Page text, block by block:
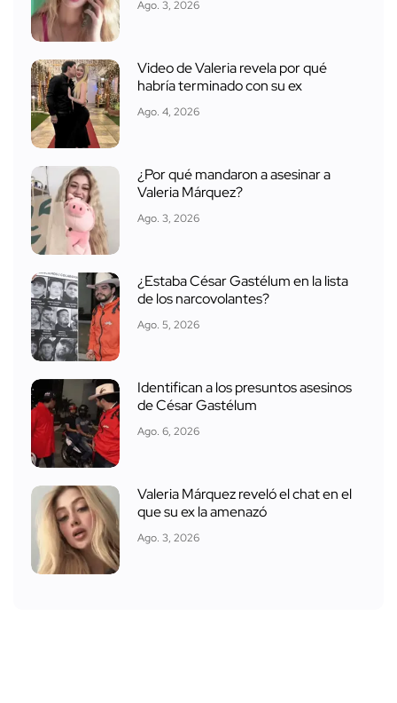
Ago. 3, 2026
Video de Valeria revela por qué
habría terminado con su ex
Ago. 4, 2026
¿Por qué mandaron a asesinar a
Valeria Márquez?
Ago. 3, 2026
¿Estaba César Gastélum en la lista
de los narcovolantes?
Ago. 5, 2026
Identifican a los presuntos asesinos
de César Gastélum
Ago. 6, 2026
Valeria Márquez reveló el chat en el
que su ex la amenazó
Ago. 3, 2026